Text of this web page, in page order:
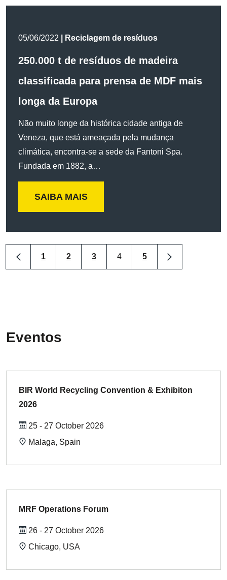
05/06/2022 | Reciclagem de resíduos
250.000 t de resíduos de madeira
classificada para prensa de MDF mais
longa da Europa
Não muito longe da histórica cidade antiga de
Veneza, que está ameaçada pela mudança
climática, encontra-se a sede da Fantoni Spa.
Fundada em 1882, a…
SAIBA MAIS
1 2 3 4 5
Eventos
BIR World Recycling Convention & Exhibiton
2026
25 - 27 October 2026
Malaga, Spain
MRF Operations Forum
26 - 27 October 2026
Chicago, USA